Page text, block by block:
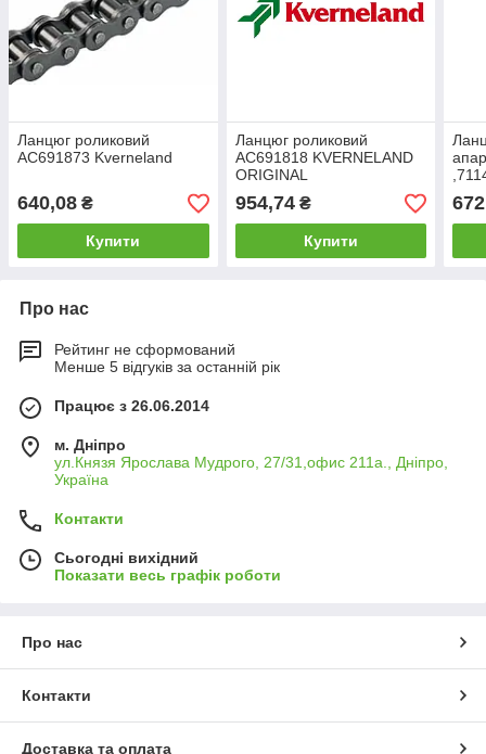
Ланцюг роликовий
AC691873 Kverneland
640,08 ₴
Купити
Ланцюг роликовий
AC691818 KVERNELAND
ORIGINAL
954,74₴
Купити
672
Про нас
Рейтинг не сформований
Менше 5 відгуків за останній рік
Працює з 26.06.2014
м. Дніпро
ул.Князя Ярослава Мудрого, 27/31,офис 211а., Дніпро,
Україна
Контакти
Сьогодні вихідний
Показати весь графік роботи
Про нас
Контакти
Доставка та оплата